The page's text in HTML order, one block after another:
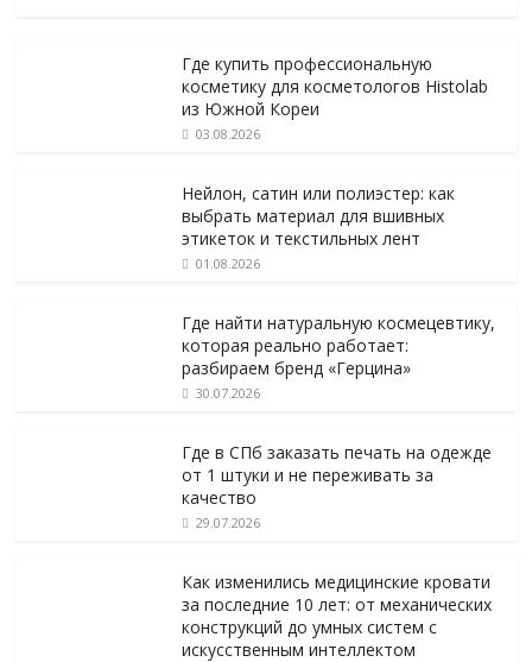
Где купить профессиональную
косметику для косметологов Histolab
из Южной Кореи
03.08.2026
Нейлон, сатин или полиэстер: как
выбрать материал для вшивных
этикеток и текстильных лент
01.08.2026
Где найти натуральную космецевтику,
которая реально работает:
разбираем бренд «Герцина»
30.07.2026
Где в СПб заказать печать на одежде
от 1 штуки и не переживать за
качество
29.07.2026
Как изменились медицинские кровати
за последние 10 лет: от механических
конструкций до умных систем с
искусственным интеллектом